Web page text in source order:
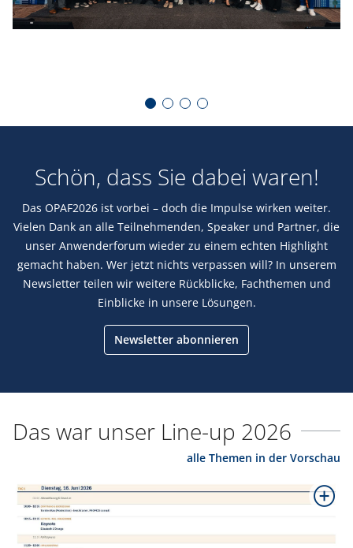
Schön, dass Sie dabei waren!
Das OPAF2026 ist vorbei – doch die Impulse wirken weiter.
Vielen Dank an alle Teilnehmenden, Speaker und Partner, die
unser Anwenderforum wieder zu einem echten Highlight
gemacht haben. Wer jetzt nichts verpassen will? In unserem
Newsletter teilen wir weitere Rückblicke, Fachthemen und
Einblicke in unsere Lösungen.
Newsletter abonnieren
Das war unser Line-up 2026
alle Themen in der Vorschau